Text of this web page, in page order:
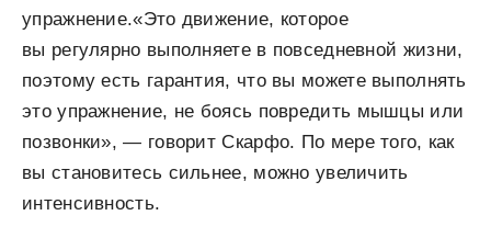
упражнение.«Это движение, которое
вы регулярно выполняете в повседневной жизни,
поэтому есть гарантия, что вы можете выполнять
это упражнение, не боясь повредить мышцы или
позвонки», — говорит Скарфо. По мере того, как
вы становитесь сильнее, можно увеличить
интенсивность.